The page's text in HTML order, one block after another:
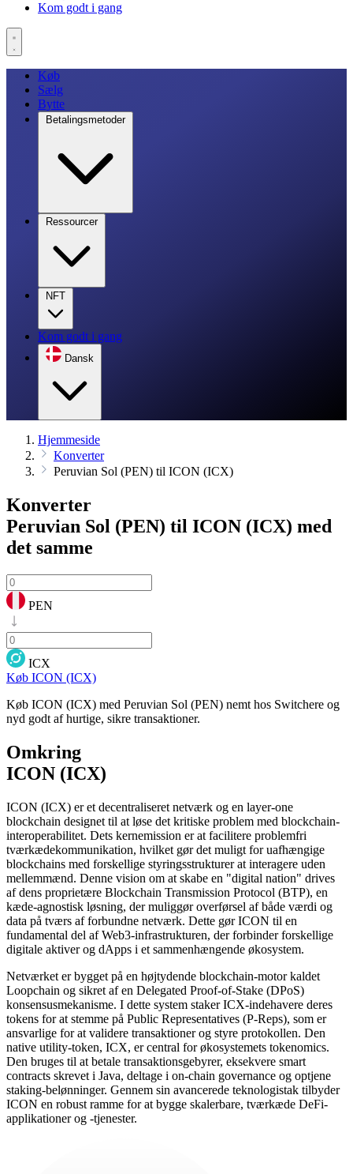
Kom godt i gang
Køb
Sælg
Bytte
Betalingsmetoder
Ressourcer
NFT
Kom godt i gang
Dansk
Hjemmeside
Konverter
Peruvian Sol (PEN) til ICON (ICX)
Konverter
Peruvian Sol (PEN) til ICON (ICX) med
det samme
PEN
ICX
Køb ICON (ICX)
Køb ICON (ICX) med Peruvian Sol (PEN) nemt hos Switchere og
nyd godt af hurtige, sikre transaktioner.
Omkring
ICON (ICX)
ICON (ICX) er et decentraliseret netværk og en layer-one
blockchain designet til at løse det kritiske problem med blockchain-
interoperabilitet. Dets kernemission er at facilitere problemfri
tværkædekommunikation, hvilket gør det muligt for uafhængige
blockchains med forskellige styringsstrukturer at interagere uden
mellemmænd. Denne vision om at skabe en "digital nation" drives
af dens proprietære Blockchain Transmission Protocol (BTP), en
kæde-agnostisk løsning, der muliggør overførsel af både værdi og
data på tværs af forbundne netværk. Dette gør ICON til en
fundamental del af Web3-infrastrukturen, der forbinder forskellige
digitale aktiver og dApps i et sammenhængende økosystem.
Netværket er bygget på en højtydende blockchain-motor kaldet
Loopchain og sikret af en Delegated Proof-of-Stake (DPoS)
konsensusmekanisme. I dette system staker ICX-indehavere deres
tokens for at stemme på Public Representatives (P-Reps), som er
ansvarlige for at validere transaktioner og styre protokollen. Den
native utility-token, ICX, er central for økosystemets tokenomics.
Den bruges til at betale transaktionsgebyrer, eksekvere smart
contracts skrevet i Java, deltage i on-chain governance og optjene
staking-belønninger. Gennem sin avancerede teknologistak tilbyder
ICON en robust ramme for at bygge skalerbare, tværkæde DeFi-
applikationer og -tjenester.